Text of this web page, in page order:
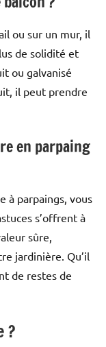
ou sur un mur, il
de solidité et
ou galvanisé
il peut prendre
en parpaing
à parpaings, vous
s’offrent à
sûre,
jardinière. Qu’il
de restes de
?